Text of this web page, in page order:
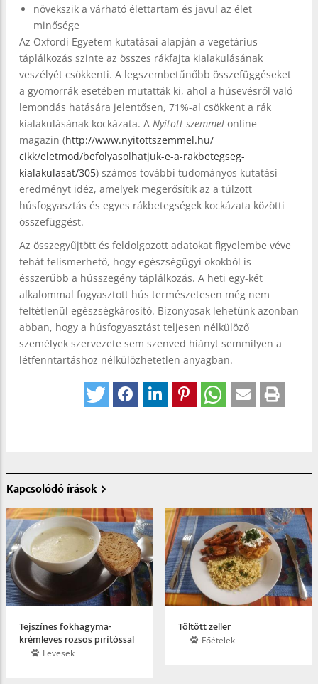
növekszik a várható élettartam és javul az élet
minősége
Az Oxfordi Egyetem kutatásai alapján a vegetárius
táplálkozás szinte az összes rákfajta kialakulásának
veszélyét csökkenti. A legszembetűnőbb összefüggéseket
a gyomorrák esetében mutatták ki, ahol a húsevésről való
lemondás hatására jelentősen, 71%-al csökkent a rák
kialakulásának kockázata. A Nyitott szemmel online
magazin (http://www.nyitottszemmel.hu/
cikk/eletmod/befolyasolhatjuk-e-a-rakbetegseg-
kialakulasat/305) számos további tudományos kutatási
eredményt idéz, amelyek megerősítik az a túlzott
húsfogyasztás és egyes rákbetegségek kockázata közötti
összefüggést.
Az összegyűjtött és feldolgozott adatokat figyelembe véve
tehát felismerhető, hogy egészségügyi okokból is
ésszerűbb a hússzegény táplálkozás. A heti egy-két
alkalommal fogyasztott hús természetesen még nem
feltétlenül egészségkárosító. Bizonyosak lehetünk azonban
abban, hogy a húsfogyasztást teljesen nélkülöző
személyek szervezete sem szenved hiányt semmilyen a
létfenntartáshoz nélkülözhetetlen anyagban.
Kapcsolódó írások
Tejszínes fokhagyma­
krémleves rozsos pirítóssal
Levesek
Töltött zeller
Főételek